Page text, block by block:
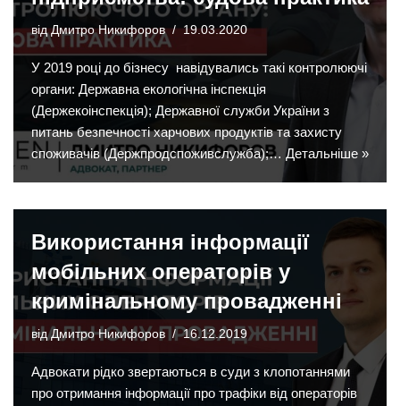
відДмитро Никифоров 19.03.2020
У 2019 році до бізнесу навідувались такі контролюючі
органи: Державна екологічна інспекція
(Держекоінспекція); Державної служби України з
питань безпечності харчових продуктів та захисту
споживачів (Держпродспоживслужба);… Детальніше »
Використання інформації
мобільних операторів у
кримінальному провадженні
відДмитро Никифоров 16.12.2019
Адвокати рідко звертаються в суди з клопотаннями
про отримання інформації про трафіки від операторів